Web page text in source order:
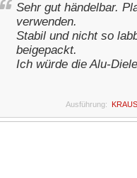
Sehr gut händelbar.
verwenden.
Stabil und nicht so
beigepackt.
Ich würde die Alu-
Ausführung: